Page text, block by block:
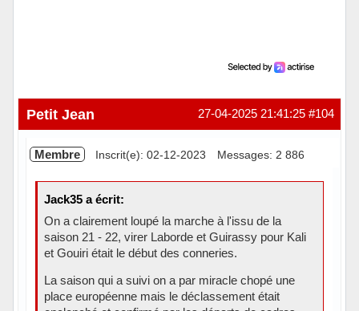
#104
27-04-2025 21:41:25
Petit Jean
Membre Inscrit(e): 02-12-2023 Messages: 2 886
Jack35 a écrit:
On a clairement loupé la marche à l'issu de la
saison 21 - 22, virer Laborde et Guirassy pour Kali
et Gouiri était le début des conneries.
La saison qui a suivi on a par miracle chopé une
place européenne mais le déclassement était